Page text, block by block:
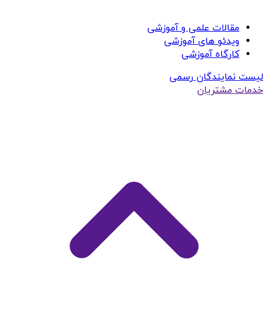
مقالات علمی و آموزشی
ویدئو های آموزشی
کارگاه آموزشی
لیست نمایندگان رسمی
خدمات مشتریان